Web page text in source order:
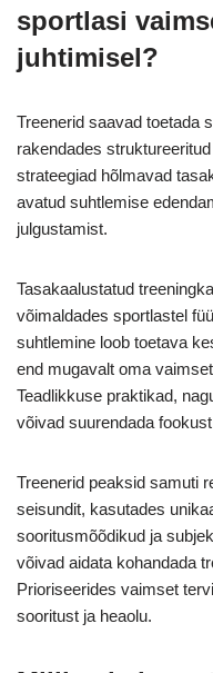
sportlasi
juhtimisel?
Treenerid saavad toetada
rakendades
strateegiad hõlmavad
avatud suhtlemise
julgustamist.
Tasakaalustatud
võimaldades sportlastel
suhtlemine loob toetava
end mugavalt oma
Teadlikkuse praktikad,
võivad suurendada
Treenerid peaksid samuti
seisundit, kasutades
sooritusmõõdikud ja
võivad aidata kohandada
Prioriseerides vaimset
sooritust ja heaolu.